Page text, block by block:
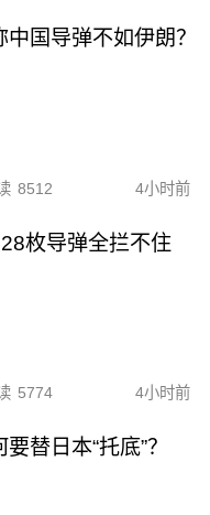
国导弹不如伊朗？
8512 4小时前
枚导弹全拦不住
5774 4小时前
替日本“托底”？